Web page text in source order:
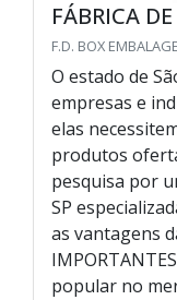
FÁBRICA
F.D. BOX
O estado de
empresas e
elas
produtos
pesquisa por
SP
as vantagens
popular no